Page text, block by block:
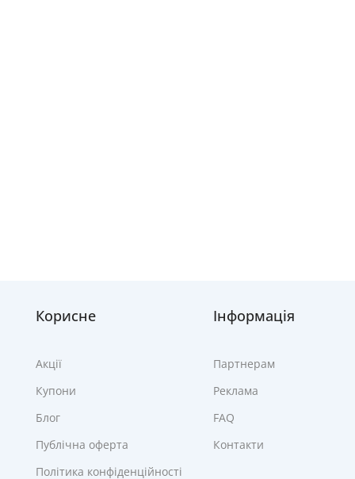
Корисне
Акції
Купони
Блог
Публічна оферта
Політика конфіденційності
Інформація
Партнерам
Реклама
FAQ
Контакти